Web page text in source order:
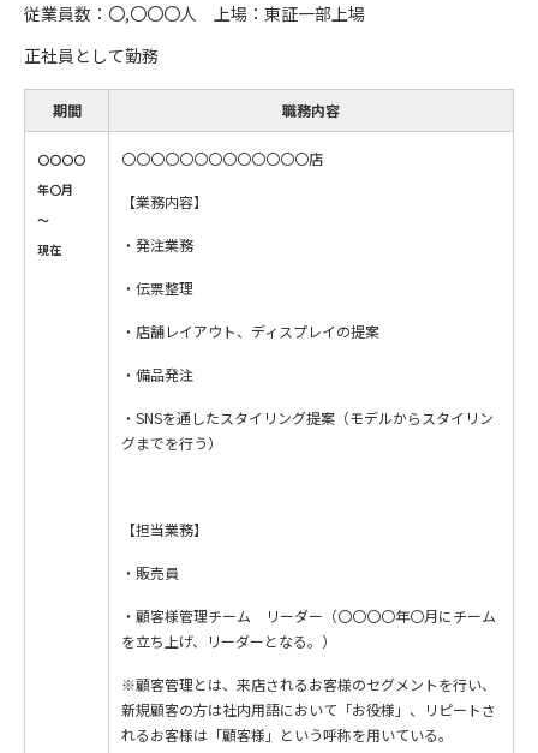
従業員数：〇,〇〇〇人 上場：東証一部上場
正社員として勤務
期間 職務内容
〇〇〇〇
年〇月
～
現在
〇〇〇〇〇〇〇〇〇〇〇〇〇店
【業務内容】
・発注業務
・伝票整理
・店舗レイアウト、ディスプレイの提案
・備品発注
・SNSを通したスタイリング提案（モデルからスタイリン
グまでを行う）
【担当業務】
・販売員
・顧客様管理チーム リーダー（〇〇〇〇年〇月にチーム
を立ち上げ、リーダーとなる。）
※顧客管理とは、来店されるお客様のセグメントを行い、
新規顧客の方は社内用語において「お役様」、リピートさ
れるお客様は「顧客様」という呼称を用いている。